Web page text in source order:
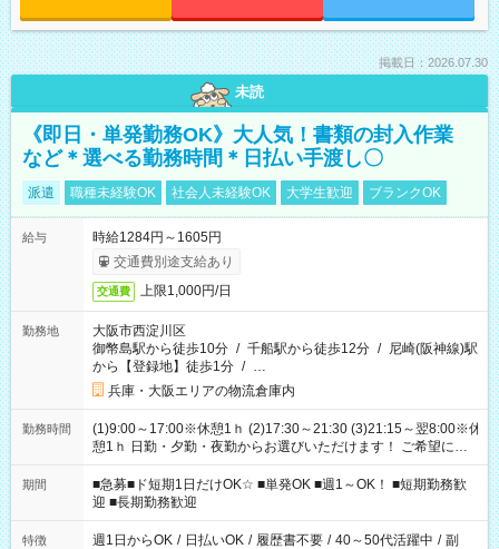
掲載日：2026.07.30
未読
《即日・単発勤務OK》大人気！書類の封入作業
など＊選べる勤務時間＊日払い手渡し〇
派遣 職種未経験OK 社会人未経験OK 大学生歓迎 ブランクOK
給与
時給1284円～1605円
交通費別途支給あり
交通費 上限1,000円/日
勤務地
大阪市西淀川区
御幣島駅から徒歩10分 / 千船駅から徒歩12分 / 尼崎(阪神線)駅
から【登録地】徒歩1分 / …
兵庫・大阪エリアの物流倉庫内
勤務時間
(1)9:00～17:00※休憩1ｈ (2)17:30～21:30 (3)21:15～翌8:00※休
憩1ｈ 日勤・夕勤・夜勤からお選びいただけます！ ご希望に合
わせて働けるお仕事です(*^^*) 【その他選べる勤務時間】 8-17
時/9-17時/9-18時/10-18時/11-21時/18-22時/20-翌4時/21-翌5
時/22-翌6時/0-翌8時 ご自身のご都合で選んで頂ける完全自由シ
フト！
期間
■急募■ド短期1日だけOK☆ ■単発OK ■週1～OK！ ■短期勤務歓
迎 ■長期勤務歓迎
特徴 週1日からOK / 日払いOK / 履歴書不要 / 40～50代活躍中 / 副